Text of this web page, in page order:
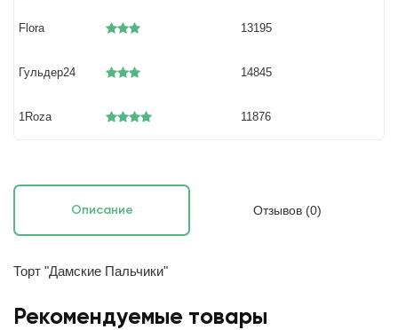
Flora 13195
Гульдер24 14845
1Roza 11876
Описание Отзывов (0)
Торт "Дамские Пальчики"
Рекомендуемые товары